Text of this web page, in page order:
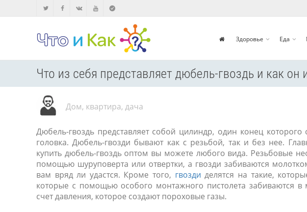
Здоровье Еда
Что из себя представляет дюбель-гвоздь и как он
Дом, квартира, дача
Дюбель-гвоздь представляет собой цилиндр, один конец
головка. Дюбель-гвозди бывают как с резьбой, так и без нее.
купить дюбель-гвоздь оптом вы можете любого вида. Резьбовые
помощью шуруповерта или отвертки, а гвозди забиваются
вам вряд ли удастся. Кроме того, гвозди делятся на такие,
которые с помощью особого монтажного пистолета забиваются в
счет давления, которое создают пороховые газы.